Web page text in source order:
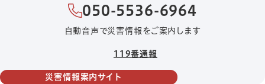
050-5536-6964
自動音声で災害情報をご案内します
119番通報
災害情報案内サイト